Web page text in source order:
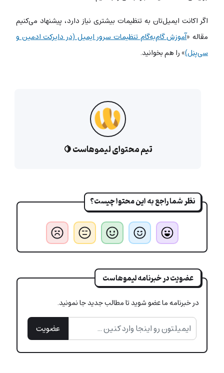
اگر اکانت ایمیل‌تان به تنظیمات بیشتری نیاز دارد، پیشنهاد می‌کنیم
مقاله «آموزش گام‌به‌گام تنظیمات سرور ایمیل (در دایرکت ادمین و
سی‌پنل)» را هم بخوانید.
تیم محتوای لیموهاست 🍋
نظر شما راجع به این محتوا چیست؟
عضویت در خبرنامه لیموهاست
در خبرنامه ما عضو شوید تا مطالب جدید جا نمونید.
عضویت